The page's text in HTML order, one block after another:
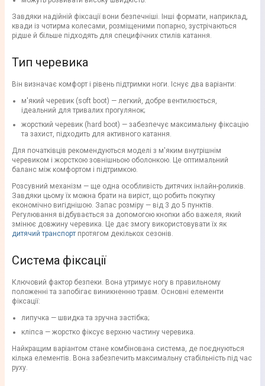
Завдяки надійній фіксації вони безпечніші. Інші формати, наприклад,
квади із чотирма колесами, розміщеними попарно, зустрічаються
рідше й більше підходять для специфічних стилів катання.
Тип черевика
Він визначає комфорт і рівень підтримки ноги. Існує два варіанти:
м'який черевик (soft boot) — легкий, добре вентилюється,
ідеальний для тривалих прогулянок;
жорсткий черевик (hard boot) — забезпечує максимальну фіксацію
та захист, підходить для активного катання.
Для початківців рекомендуються моделі з м'яким внутрішнім
черевиком і жорсткою зовнішньою оболонкою. Це оптимальний
баланс між комфортом і підтримкою.
Розсувний механізм — ще одна особливість дитячих інлайн-роликів.
Завдяки цьому їх можна брати на виріст, що робить покупку
економічно вигіднішою. Запас розміру — від 3 до 5 пунктів.
Регулювання відбувається за допомогою кнопки або важеля, який
змінює довжину черевика. Це дає змогу використовувати їх як
дитячий транспорт протягом декількох сезонів.
Система фіксації
Ключовий фактор безпеки. Вона утримує ногу в правильному
положенні та запобігає виникненню травм. Основні елементи
фіксації:
липучка — швидка та зручна застібка;
кліпса — жорстко фіксує верхню частину черевика.
Найкращим варіантом стане комбінована система, де поєднуються
кілька елементів. Вона забезпечить максимальну стабільність під час
руху.